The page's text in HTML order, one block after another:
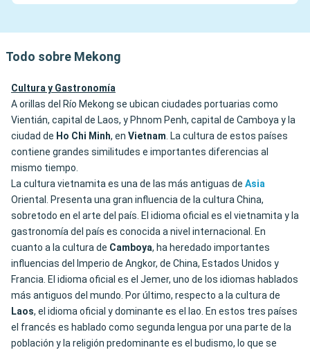
Todo sobre Mekong
Cultura y Gastronomía
A orillas del Río Mekong se ubican ciudades portuarias como
Vientián, capital de Laos, y Phnom Penh, capital de Camboya y la
ciudad de Ho Chi Minh, en Vietnam. La cultura de estos países
contiene grandes similitudes e importantes diferencias al
mismo tiempo.
La cultura vietnamita es una de las más antiguas de Asia
Oriental. Presenta una gran influencia de la cultura China,
sobretodo en el arte del país. El idioma oficial es el vietnamita y la
gastronomía del país es conocida a nivel internacional. En
cuanto a la cultura de Camboya, ha heredado importantes
influencias del Imperio de Angkor, de China, Estados Unidos y
Francia. El idioma oficial es el Jemer, uno de los idiomas hablados
más antiguos del mundo. Por último, respecto a la cultura de
Laos, el idioma oficial y dominante es el lao. En estos tres países
el francés es hablado como segunda lengua por una parte de la
población y la religión predominante es el budismo, lo que se